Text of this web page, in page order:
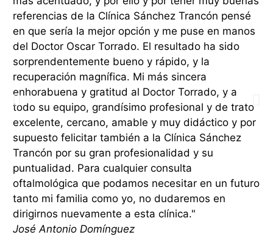
referencias de la Clínica Sánchez Trancón pensé
en que sería la mejor opción y me puse en manos
del Doctor Oscar Torrado. El resultado ha sido
sorprendentemente bueno y rápido, y la
recuperación magnífica. Mi más sincera
enhorabuena y gratitud al Doctor Torrado, y a
todo su equipo, grandísimo profesional y de trato
excelente, cercano, amable y muy didáctico y por
supuesto felicitar también a la Clínica Sánchez
Trancón por su gran profesionalidad y su
puntualidad. Para cualquier consulta
oftalmológica que podamos necesitar en un futuro
tanto mi familia como yo, no dudaremos en
dirigirnos nuevamente a esta clínica."
José Antonio Domínguez